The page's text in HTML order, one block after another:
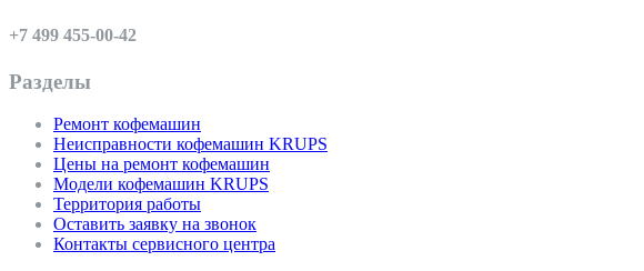
+7 499 455-00-42
Разделы
Ремонт кофемашин
Неисправности кофемашин KRUPS
Цены на ремонт кофемашин
Модели кофемашин KRUPS
Территория работы
Оставить заявку на звонок
Контакты сервисного центра